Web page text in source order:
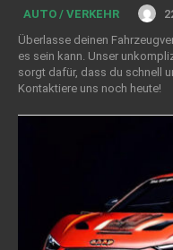
AUTO / VERKEHR
Überlasse deinen
es sein kann. Unser
sorgt dafür, dass du schnell
Kontaktiere uns noch heute!